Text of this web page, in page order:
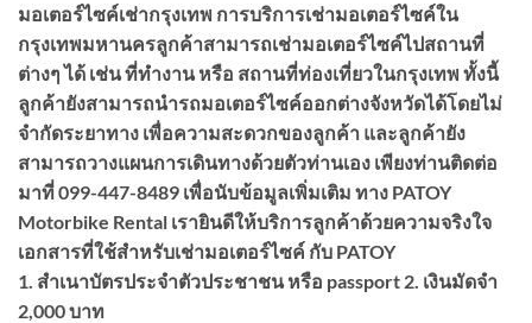
มอเตอร์ไซค์เช่ากรุงเทพ การบริการเช่ามอเตอร์ไซค์ใน
กรุงเทพมหานครลูกค้าสามารถเช่ามอเตอร์ไซค์ไปสถานที่
ต่างๆ ได้ เช่น ที่ทำงาน หรือ สถานที่ท่องเที่ยวในกรุงเทพ ทั้งนี้
ลูกค้ายังสามารถนำรถมอเตอร์ไซค์ออกต่างจังหวัดได้โดยไม่
จำกัดระยาทาง เพื่อความสะดวกของลูกค้า และลูกค้ายัง
สามารถวางแผนการเดินทางด้วยตัวท่านเอง เพียงท่านติดต่อ
มาที่ 099-447-8489 เพื่อนับข้อมูลเพิ่มเติม ทาง PATOY
Motorbike Rental เรายินดีให้บริการลูกค้าด้วยความจริงใจ
เอกสารที่ใช้สำหรับเช่ามอเตอร์ไซค์ กับ PATOY
1. สำเนาบัตรประจำตัวประชาชน หรือ passport 2. เงินมัดจำ
2,000 บาท